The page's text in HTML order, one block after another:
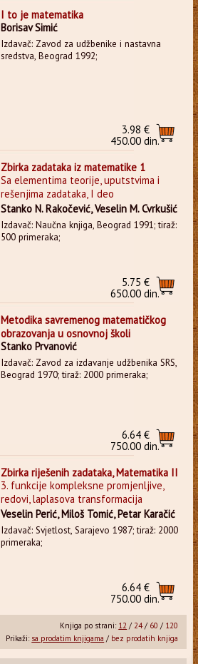
I to je matematika
Borisav Simić
Izdavač: Zavod za udžbenike i nastavna
sredstva, Beograd 1992;
3.98 €
450.00 din.
Zbirka zadataka iz matematike 1
Sa elementima teorije, uputstvima i
rešenjima zadataka, I deo
Stanko N. Rakočević, Veselin M. Cvrkušić
Izdavač: Naučna knjiga, Beograd 1991; tiraž:
500 primeraka;
5.75 €
650.00 din.
Metodika savremenog matematičkog
obrazovanja u osnovnoj školi
Stanko Prvanović
Izdavač: Zavod za izdavanje udžbenika SRS,
Beograd 1970; tiraž: 2000 primeraka;
6.64 €
750.00 din.
Zbirka riješenih zadataka, Matematika II
3. funkcije kompleksne promjenljive,
redovi, laplasova transformacija
Veselin Perić, Miloš Tomić, Petar Karačić
Izdavač: Svjetlost, Sarajevo 1987; tiraž: 2000
primeraka;
6.64 €
750.00 din.
Knjiga po strani: 12 /24/ 60 / 120
Prikaži: sa prodatim knjigama / bez prodatih knjiga